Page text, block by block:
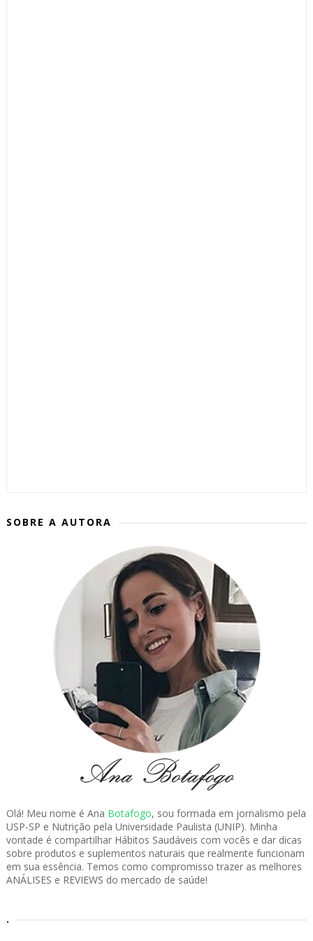
SOBRE A AUTORA
Olá! Meu nome é Ana Botafogo, sou formada em jornalismo pela
USP-SP e Nutrição pela Universidade Paulista (UNIP). Minha
vontade é compartilhar Hábitos Saudáveis com vocês e dar dicas
sobre produtos e suplementos naturais que realmente funcionam
em sua essência. Temos como compromisso trazer as melhores
ANÁLISES e REVIEWS do mercado de saúde!
.